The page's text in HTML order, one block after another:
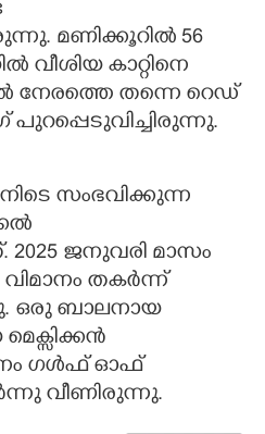
മണിക്കൂറിൽ 56
വീശിയ കാറ്റിനെ
നേരത്തെ തന്നെ റെഡ്
സംഭവിക്കുന്ന
2025 ജനുവരി മാസം
തകർന്ന്
ഒരു ബാലനായ
ഗൾഫ് ഓഫ്
വീണിരുന്നു.